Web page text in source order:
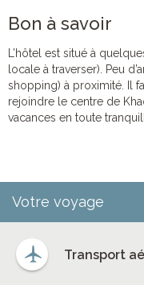
Bon à savoir
L’hôtel est situé à
locale à traverser). Peu
shopping) à proximité. Il
rejoindre le centre de
vacances en toute
Votre voyage
Transport